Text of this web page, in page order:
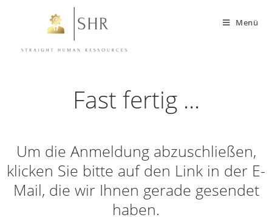
Menü
Fast fertig ...
Um die Anmeldung abzuschließen,
klicken Sie bitte auf den Link in der E-
Mail, die wir Ihnen gerade gesendet
haben.